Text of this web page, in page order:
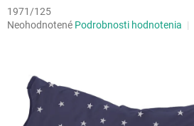
1971/125
Priemerné
hviezdičiek.
Neohodnotené Podrobnosti hodnotenia